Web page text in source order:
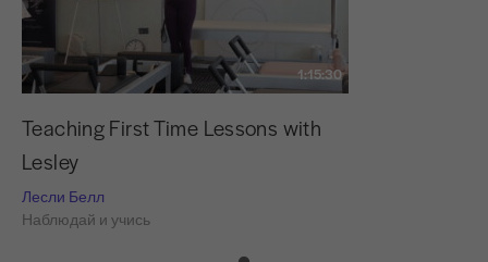
1:15:30
Teaching First Time Lessons with
Lesley
Лесли Белл
Наблюдай и учись